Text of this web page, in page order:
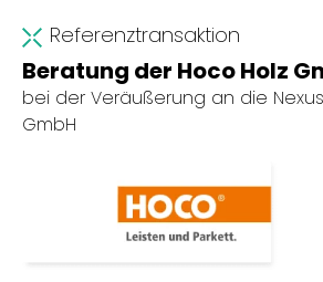
Referenztransaktion
Beratung der Hoco Holz
bei der Veräußerung an die
GmbH